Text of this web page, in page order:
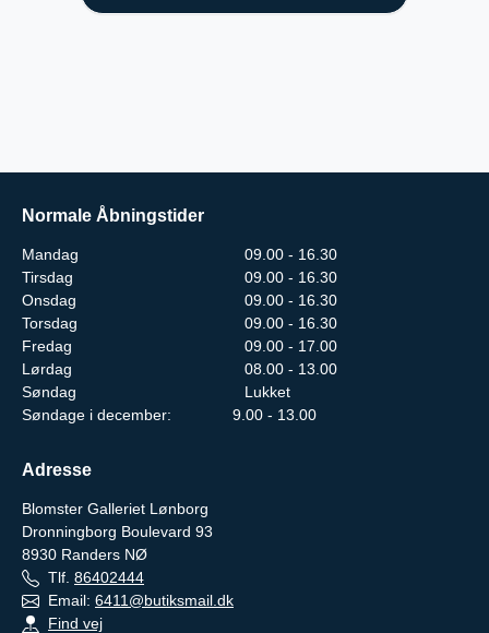
Normale Åbningstider
Mandag
09.00 - 16.30
Tirsdag
09.00 - 16.30
Onsdag
09.00 - 16.30
Torsdag
09.00 - 16.30
Fredag
09.00 - 17.00
Lørdag
08.00 - 13.00
Søndag
Lukket
Søndage i december: 9.00 - 13.00
Adresse
Blomster Galleriet Lønborg
Dronningborg Boulevard 93
8930 Randers NØ
Tlf. 86402444
Email: 6411@butiksmail.dk
Find vej